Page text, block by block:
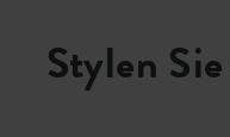
Stylen